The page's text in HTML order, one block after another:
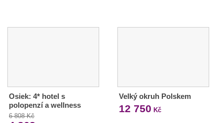
Osiek: 4* hotel s
polopenzí a wellness
6 808 Kč
Velký okruh Polskem
12 750 Kč